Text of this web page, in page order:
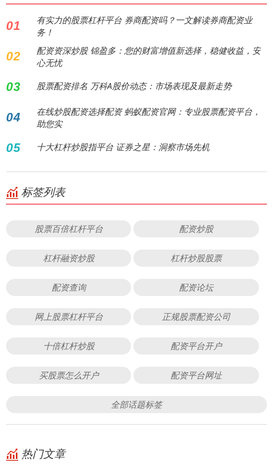
01
有实力的股票杠杆平台 券商配资吗？一文解读券商配资业
务！
02
配资资深炒股 锦盈多：您的财富增值新选择，稳健收益，安
心无忧
03 股票配资排名 万科A股价动态：市场表现及最新走势
04
在线炒股配资选择配资 蚂蚁配资官网：专业股票配资平台，
助您实
05 十大杠杆炒股指平台 证券之星：洞察市场先机
标签列表
股票百倍杠杆平台 配资炒股
杠杆融资炒股 杠杆炒股股票
配资查询 配资论坛
网上股票杠杆平台 正规股票配资公司
十倍杠杆炒股 配资平台开户
买股票怎么开户 配资平台网址
全部话题标签
热门文章